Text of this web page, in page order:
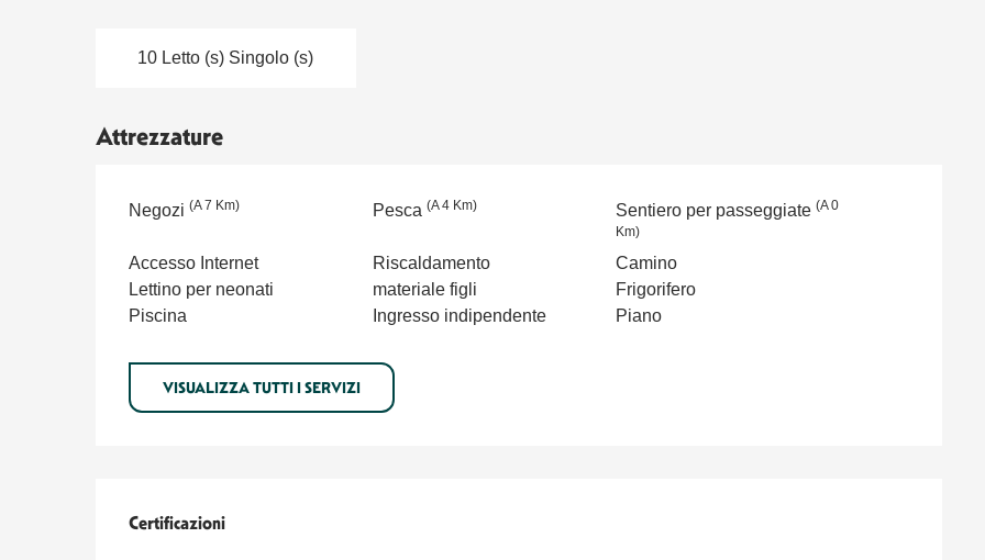
10 Letto (s) Singolo (s)
Attrezzature
Negozi(A 7 Km) Pesca (A 4 Km) Sentiero per passeggiate(A 0
Km)
Accesso Internet Riscaldamento
Camino
Lettino per neonati
materiale figli
Frigorifero
Piscina
Ingresso indipendente Piano
VISUALIZZA TUTTI I SERVIZI
Offerte di prestazioni
Certificazioni
Certificazioni